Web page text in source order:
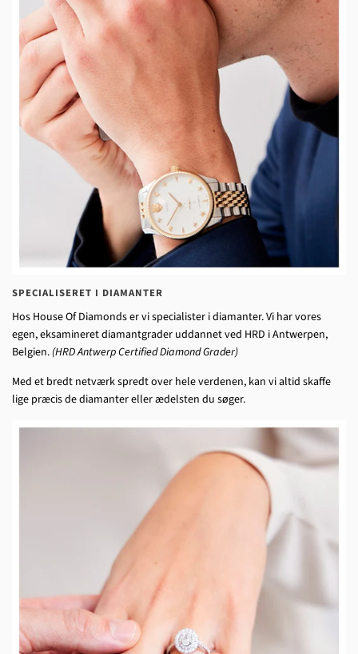
SPECIALISERET I DIAMANTER
Hos House Of Diamonds er vi specialister i diamanter. Vi har vores
egen, eksamineret diamantgrader uddannet ved HRD i Antwerpen,
Belgien. (HRD Antwerp Certified Diamond Grader)
Med et bredt netværk spredt over hele verdenen, kan vi altid skaffe
lige præcis de diamanter eller ædelsten du søger.